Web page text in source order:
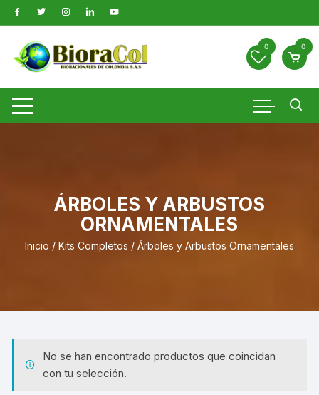
Saltar
al
contenido
0 0
ÁRBOLES Y ARBUSTOS
ORNAMENTALES
Inicio / Kits Completos / Árboles y Arbustos Ornamentales
No se han encontrado productos que coincidan
con tu selección.